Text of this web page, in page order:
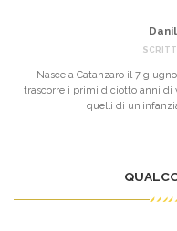
Nasce a Catanzaro il 7
trascorre i primi diciotto anni di
quelli di